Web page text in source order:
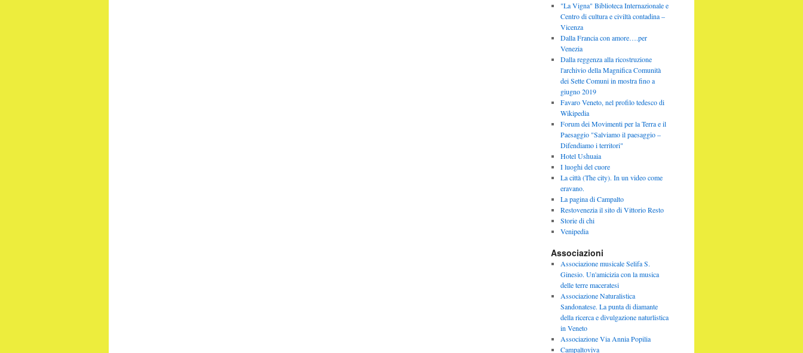
"La Vigna" Biblioteca Internazionale e
Centro di cultura e civiltà contadina –
Vicenza
Dalla Francia con amore….per
Venezia
Dalla reggenza alla ricostruzione
l'archivio della Magnifica Comunità
dei Sette Comuni in mostra fino a
giugno 2019
Favaro Veneto, nel profilo tedesco di
Wikipedia
Forum dei Movimenti per la Terra e il
Paesaggio "Salviamo il paesaggio –
Difendiamo i territori"
Hotel Ushuaia
I luoghi del cuore
La città (The city). In un video come
eravano.
La pagina di Campalto
Restovenezia il sito di Vittorio Resto
Storie di chi
Venipedia
Associazioni
Associazione musicale Selifa S.
Ginesio. Un'amicizia con la musica
delle terre maceratesi
Associazione Naturalistica
Sandonatese. La punta di diamante
della ricerca e divulgazione naturlistica
in Veneto
Associazione Via Annia Popilia
Campaltoviva